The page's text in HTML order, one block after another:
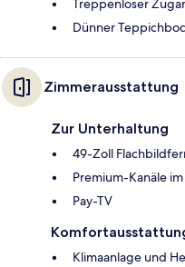
Treppenloser
Dünner
Zimmerausstattung
Zur Unterhaltung
49-Zoll
Premium-Kanäle
Pay-TV
Klimaanlage und